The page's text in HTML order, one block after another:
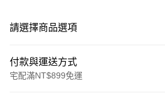
請選擇商品選項
付款與運送方式
宅配滿NT$899免運